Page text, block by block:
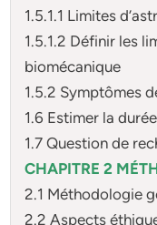
1.5.1.1 Limites
1.5.1.2 Définir les
biomécanique
1.5.2 Symptômes
1.6 Estimer la
1.7 Question de
CHAPITRE 2
2.1 Méthodologie
2.2 Aspects